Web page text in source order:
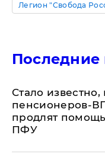
Легион "Свобода
Последние
Стало
пенсионеров-
продлят
ПФУ